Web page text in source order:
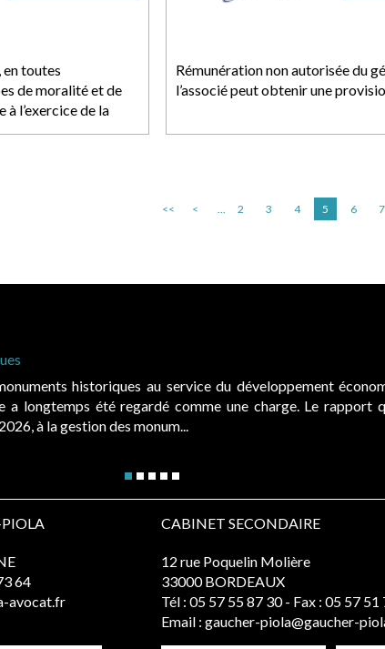
en toutes
de moralité et de
l’exercice de la
Rémunération non autorisée du
l’associé peut obtenir une
<< < ... 2 3 4 5 6 7
historiques au service du développement
a longtemps été regardé comme une charge. Le rapport
à la gestion des monum...
64
avocat.fr
CABINET SECONDAIRE
12 rue Poquelin Molière
33000 BORDEAUX
Tél : 05 57 55 87 30 - Fax : 05 57 51
Email : gaucher-piola@gaucher-